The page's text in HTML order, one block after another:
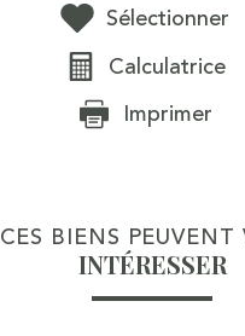
Sélectionner
Calculatrice
Imprimer
CES BIENS PEUVENT
INTÉRESSER